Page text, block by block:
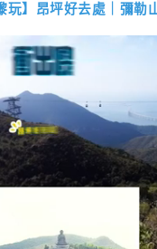
】昂坪好去處｜彌勒